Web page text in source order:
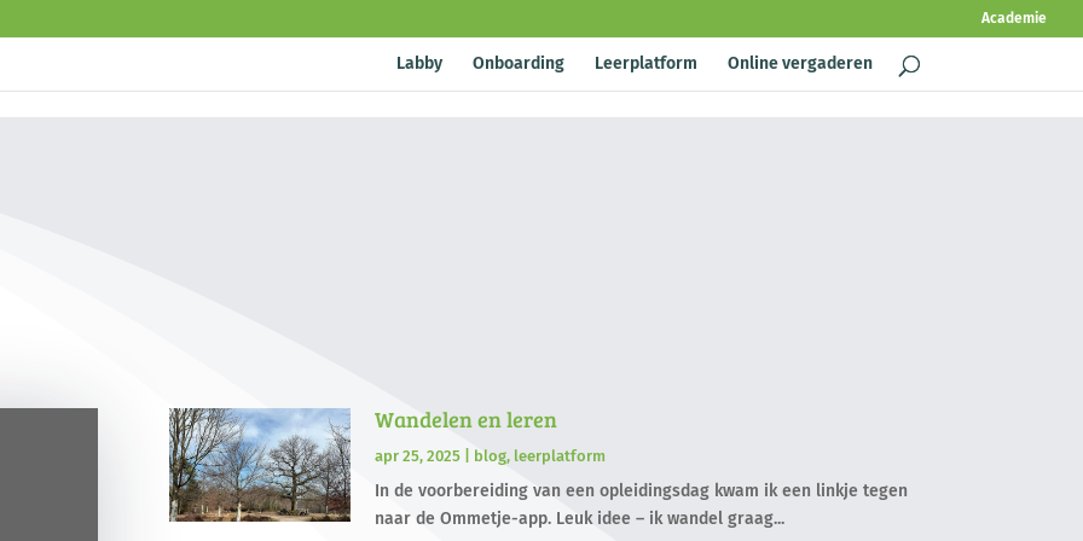
Academie
Labby Onboarding Leerplatform Online vergaderen
Wandelen en leren
apr 25, 2025 blog, leerplatform
In de voorbereiding van een opleidingsdag kwam ik een linkje tegen
naar de Ommetje-app. Leuk idee – ik wandel graag...